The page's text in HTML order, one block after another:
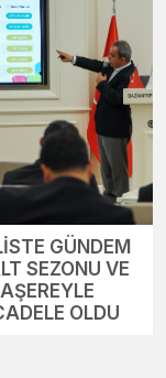
GÜNDEM
SEZONU VE
OLDU